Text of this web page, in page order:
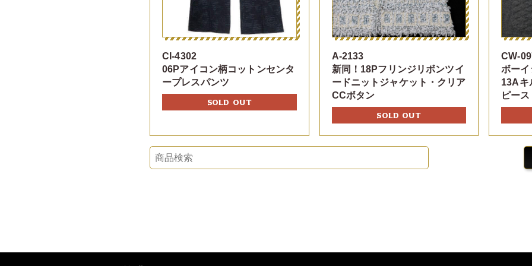
CI-4302
06Pアイコン柄コットンセンタ
ープレスパンツ
SOLD OUT
A-2133
新同！18Pフリンジリボンツイ
ードニットジャケット・クリア
CCボタン
SOLD OUT
CW-
ボー
13Aキ
ピース